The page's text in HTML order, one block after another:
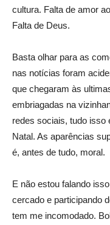
cultura. Falta de amor
Falta de Deus.
Basta olhar para as
nas notícias foram
que chegaram às
embriagadas na
redes sociais, tudo isso
Natal. As aparências
é, antes de tudo, moral.
E não estou falando
cercado e participando
tem me incomodado.